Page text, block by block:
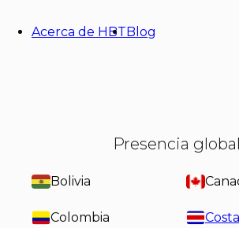
Acerca de HBT Blog
Presencia global
Bolivia
Colombia